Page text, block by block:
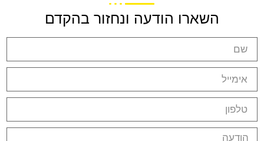
השארו הודעה ונחזור בהקדם